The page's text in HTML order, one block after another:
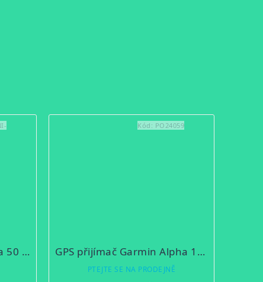
GPS obojek Garmin Alpha 50 T5(mini) + CZ/EU TOPO GPS přijímač Garmin Alpha 100 + CZ/EU TOPO
PTEJTE SE NA PRODEJNĚ
Kód: PO24059